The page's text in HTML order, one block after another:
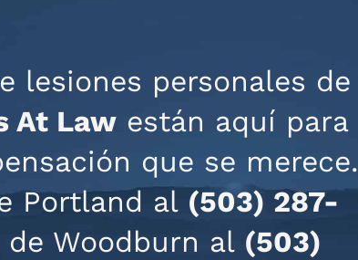
lesiones personales de
At Law están aquí para
que se merece.
Portland al (503) 287-
Woodburn al (503)